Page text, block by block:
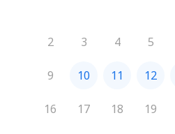
2 3 4 5
9 10 11 12
16 17 18 19